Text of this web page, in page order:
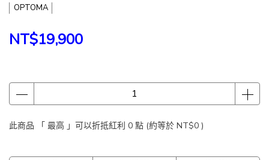
OPTOMA
NT$19,900
此商品 「 最高 」可以折抵紅利 0 點 (約等於 NT$0 )